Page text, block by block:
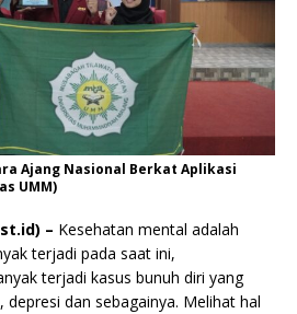
Ajang Nasional Berkat Aplikasi
UMM)
– Kesehatan mental adalah
terjadi pada saat ini,
terjadi kasus bunuh diri yang
depresi dan sebagainya. Melihat hal